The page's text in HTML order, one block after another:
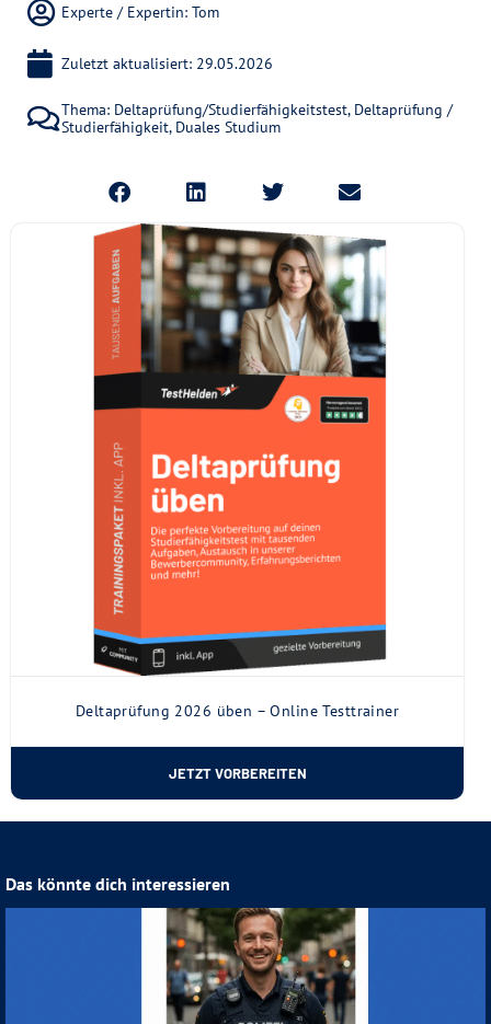
Experte / Expertin: Tom
Zuletzt aktualisiert: 29.05.2026
Thema: Deltaprüfung/Studierfähigkeitstest, Deltaprüfung /
Studierfähigkeit, Duales Studium
Deltaprüfung 2026 üben – Online Testtrainer
JETZT VORBEREITEN
Das könnte dich interessieren